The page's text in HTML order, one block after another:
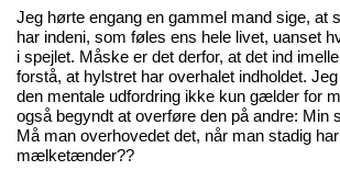
Jeg hørte engang en gammel mand sige, at
har indeni, som føles ens hele livet, uanset
i spejlet. Måske er det derfor, at det ind
forstå, at hylstret har overhalet indholdet.
den mentale udfordring ikke kun gælder for
også begyndt at overføre den på andre: Min
Må man overhovedet det, når man stadig
mælketænder??